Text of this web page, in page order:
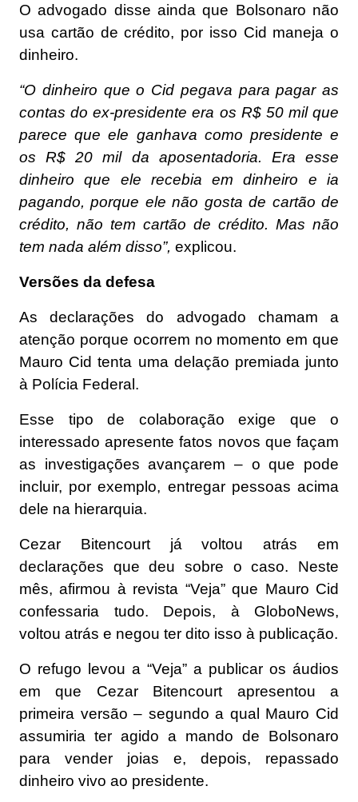
O advogado disse ainda que Bolsonaro não
usa cartão de crédito, por isso Cid maneja o
dinheiro.
“O dinheiro que o Cid pegava para pagar as
contas do ex-presidente era os R$ 50 mil que
parece que ele ganhava como presidente e
os R$ 20 mil da aposentadoria. Era esse
dinheiro que ele recebia em dinheiro e ia
pagando, porque ele não gosta de cartão de
crédito, não tem cartão de crédito. Mas não
tem nada além disso”, explicou.
Versões da defesa
As declarações do advogado chamam a
atenção porque ocorrem no momento em que
Mauro Cid tenta uma delação premiada junto
à Polícia Federal.
Esse tipo de colaboração exige que o
interessado apresente fatos novos que façam
as investigações avançarem – o que pode
incluir, por exemplo, entregar pessoas acima
dele na hierarquia.
Cezar Bitencourt já voltou atrás em
declarações que deu sobre o caso. Neste
mês, afirmou à revista “Veja” que Mauro Cid
confessaria tudo. Depois, à GloboNews,
voltou atrás e negou ter dito isso à publicação.
O refugo levou a “Veja” a publicar os áudios
em que Cezar Bitencourt apresentou a
primeira versão – segundo a qual Mauro Cid
assumiria ter agido a mando de Bolsonaro
para vender joias e, depois, repassado
dinheiro vivo ao presidente.